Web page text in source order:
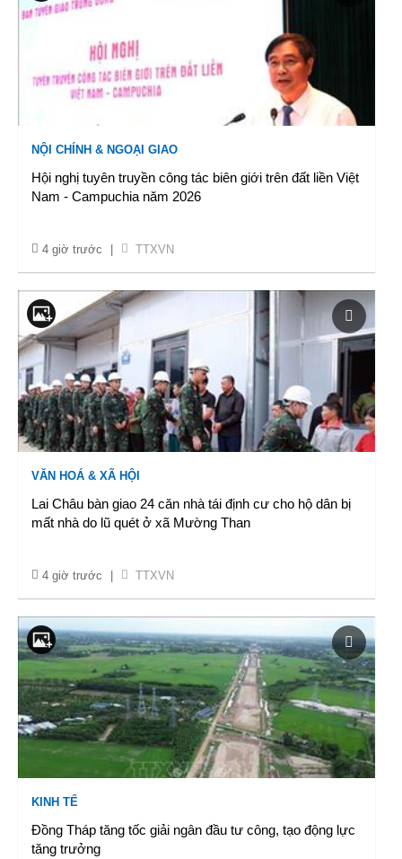
NỘI CHÍNH & NGOẠI GIAO
Hội nghị tuyên truyền công tác biên giới trên đất liền Việt
Nam - Campuchia năm 2026
4 giờ trước TTXVN
VĂN HOÁ & XÃ HỘI
Lai Châu bàn giao 24 căn nhà tái định cư cho hộ dân bị
mất nhà do lũ quét ở xã Mường Than
4 giờ trước TTXVN
KINH TẾ
Đồng Tháp tăng tốc giải ngân đầu tư công, tạo động lực
tăng trưởng